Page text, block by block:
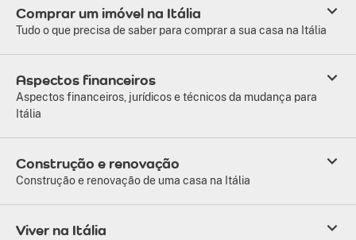
Comprar um imóvel na Itália
Tudo o que precisa de saber para comprar a sua casa na Itália
Aspectos financeiros
Aspectos financeiros, jurídicos e técnicos da mudança para
Itália
Construção e renovação
Construção e renovação de uma casa na Itália
Viver na Itália